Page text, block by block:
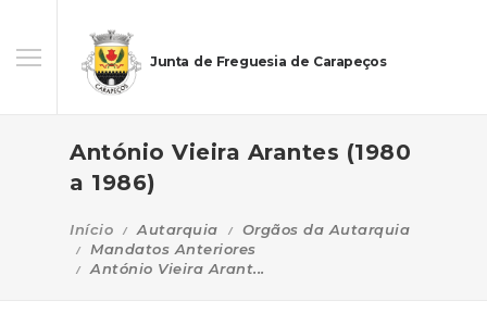
Junta de Freguesia de Carapeços
António Vieira Arantes (1980
a 1986)
Início Autarquia
Orgãos da Autarquia
Mandatos Anteriores
António Vieira Arant...